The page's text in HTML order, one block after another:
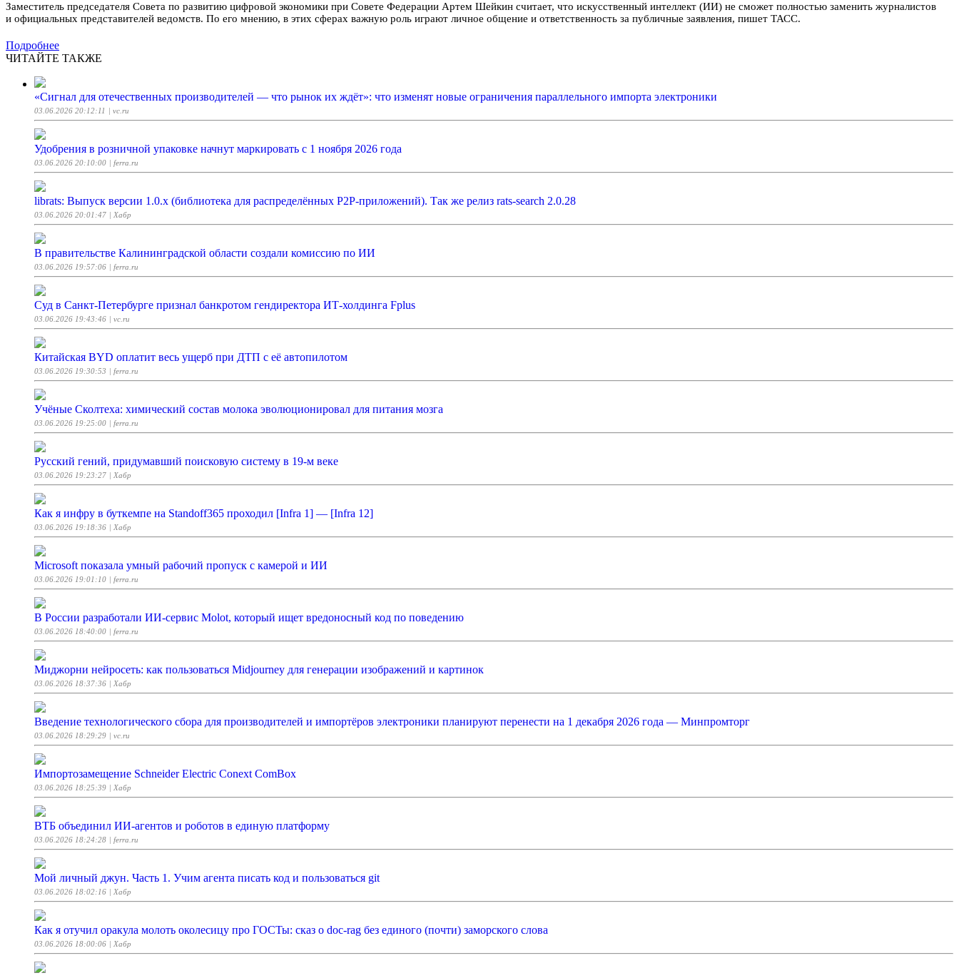
Заместитель председателя Совета по развитию цифровой экономики при Совете Федерации Артем Шейкин считает, что искусственный интеллект (ИИ) не сможет полностью заменить журналистов
и официальных представителей ведомств. По его мнению, в этих сферах важную роль играют личное общение и ответственность за публичные заявления, пишет ТАСС.
Подробнее
ЧИТАЙТЕ ТАКЖЕ
«Сигнал для отечественных производителей — что рынок их ждёт»: что изменят новые ограничения параллельного импорта электроники
03.06.2026 20:12:11 | vc.ru
Удобрения в розничной упаковке начнут маркировать с 1 ноября 2026 года
03.06.2026 20:10:00 | ferra.ru
librats: Выпуск версии 1.0.x (библиотека для распределённых P2P-приложений). Так же релиз rats-search 2.0.28
03.06.2026 20:01:47 | Хабр
В правительстве Калининградской области создали комиссию по ИИ
03.06.2026 19:57:06 | ferra.ru
Суд в Санкт-Петербурге признал банкротом гендиректора ИТ-холдинга Fplus
03.06.2026 19:43:46 | vc.ru
Китайская BYD оплатит весь ущерб при ДТП с её автопилотом
03.06.2026 19:30:53 | ferra.ru
Учёные Сколтеха: химический состав молока эволюционировал для питания мозга
03.06.2026 19:25:00 | ferra.ru
Русский гений, придумавший поисковую систему в 19-м веке
03.06.2026 19:23:27 | Хабр
Как я инфру в буткемпе на Standoff365 проходил [Infra 1] — [Infra 12]
03.06.2026 19:18:36 | Хабр
Microsoft показала умный рабочий пропуск с камерой и ИИ
03.06.2026 19:01:10 | ferra.ru
В России разработали ИИ-сервис Molot, который ищет вредоносный код по поведению
03.06.2026 18:40:00 | ferra.ru
Миджорни нейросеть: как пользоваться Midjourney для генерации изображений и картинок
03.06.2026 18:37:36 | Хабр
Введение технологического сбора для производителей и импортёров электроники планируют перенести на 1 декабря 2026 года — Минпромторг
03.06.2026 18:29:29 | vc.ru
Импортозамещение Schneider Electric Conext ComBox
03.06.2026 18:25:39 | Хабр
ВТБ объединил ИИ-агентов и роботов в единую платформу
03.06.2026 18:24:28 | ferra.ru
Мой личный джун. Часть 1. Учим агента писать код и пользоваться git
03.06.2026 18:02:16 | Хабр
Как я отучил оракула молоть околесицу про ГОСТы: сказ о doc-rag без единого (почти) заморского слова
03.06.2026 18:00:06 | Хабр